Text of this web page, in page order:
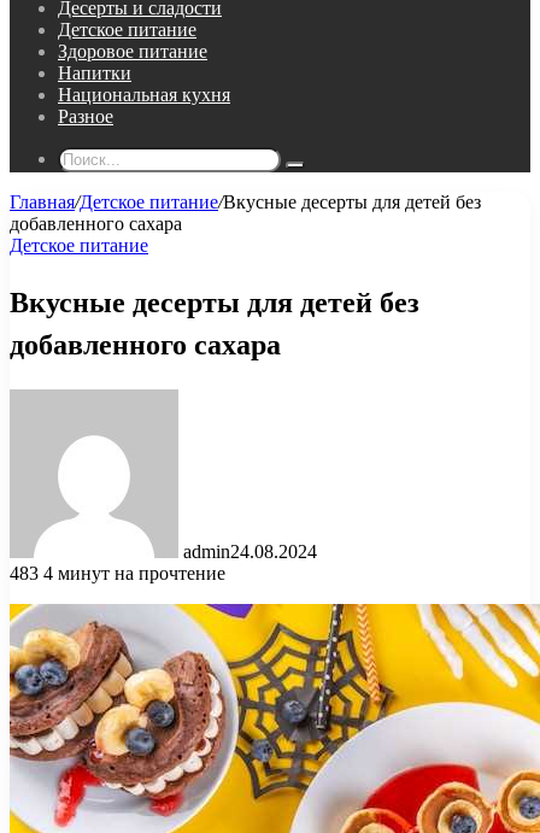
Десерты и сладости
Детское питание
Здоровое питание
Напитки
Национальная кухня
Разное
Поиск...
Главная/Детское питание/Вкусные десерты для детей без
добавленного сахара
Детское питание
Вкусные десерты для детей без
добавленного сахара
admin24.08.2024
483 4 минут на прочтение